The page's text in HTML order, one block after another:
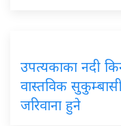
उपत्यकाका नदी
वास्तविक
जरिवाना हुने